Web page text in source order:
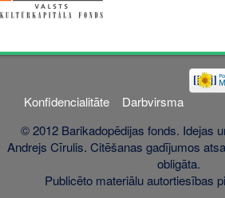
Konfidencialitāte
Darbvirsma
© 2012 Barikadopēdijas fonds. Idejas
Andrejs Cīrulis. Citēšanas gadījumos
obligāta.
Publicēto materiālu autortiesības